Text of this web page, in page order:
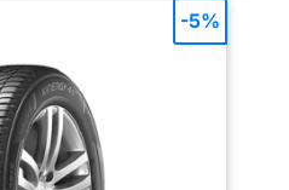
réduites. Symbole du flocon de
neige M+S Un produit
d'excellente qualité grâce à une
technologie de production de
-5%